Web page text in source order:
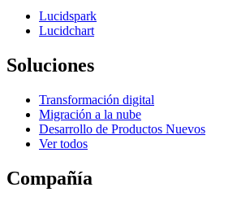
Lucidspark
Lucidchart
Soluciones
Transformación digital
Migración a la nube
Desarrollo de Productos Nuevos
Ver todos
Compañía